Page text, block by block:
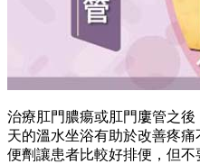
治療肛門膿瘍或肛門廔管之
天的溫水坐浴有助於改善疼
便劑讓患者比較好排便，但